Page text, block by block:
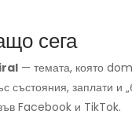
сега
— темата, която
състояния, заплати и
Facebook и TikTok.